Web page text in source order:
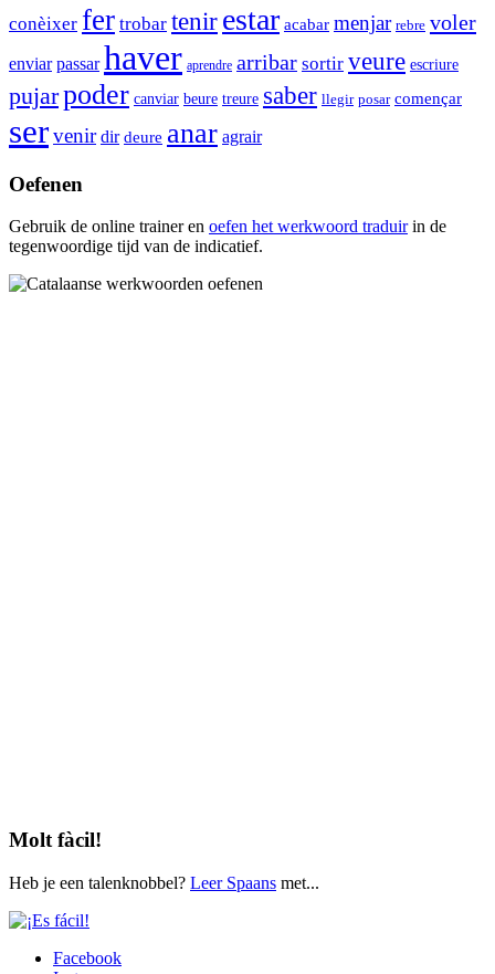
conèixer fer trobar tenirestar acabar menjar rebre voler
enviar passar haver aprendre arribar sortir veure escriure
pujarpoder canviar beure treure saber llegir posar començar
servenir dir deure anar agrair
Oefenen
Gebruik de online trainer en oefen het werkwoord traduirin de
tegenwoordige tijd van de indicatief.
Molt fàcil!
Heb je een talenknobbel? Leer Spaans met...
Facebook